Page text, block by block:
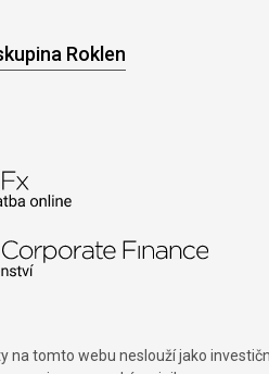
Roklen
tomto webu neslouží jako